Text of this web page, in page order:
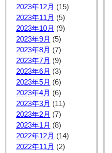
2023年12月 (15)
2023年11月 (5)
2023年10月 (9)
2023年9月 (5)
2023年8月 (7)
2023年7月 (9)
2023年6月 (3)
2023年5月 (6)
2023年4月 (6)
2023年3月 (11)
2023年2月 (7)
2023年1月 (8)
2022年12月 (14)
2022年11月 (2)